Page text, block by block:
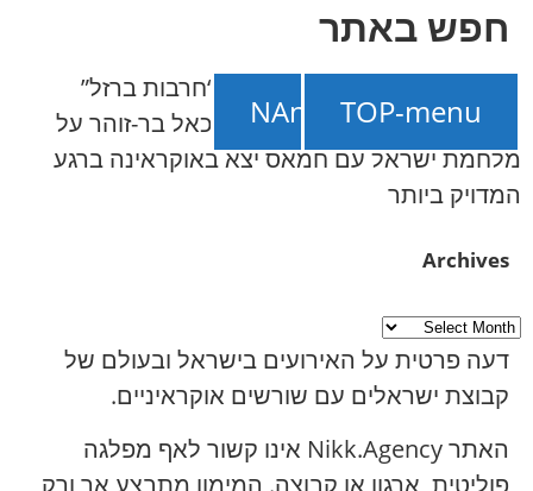
חפש באתר
“חרבות ברזל”
באוקראינית: מדוע הספר של מיכאל בר-זוהר על
מלחמת ישראל עם חמאס יצא באוקראינה ברגע
המדויק ביותר
Archives
דעה פרטית על האירועים בישראל ובעולם של
קבוצת ישראלים עם שורשים אוקראיניים.
האתר Nikk.Agency אינו קשור לאף מפלגה
פוליטית, ארגון או קבוצה. המימון מתבצע אך ורק
תמכו ב-NAnews
TOP-menu